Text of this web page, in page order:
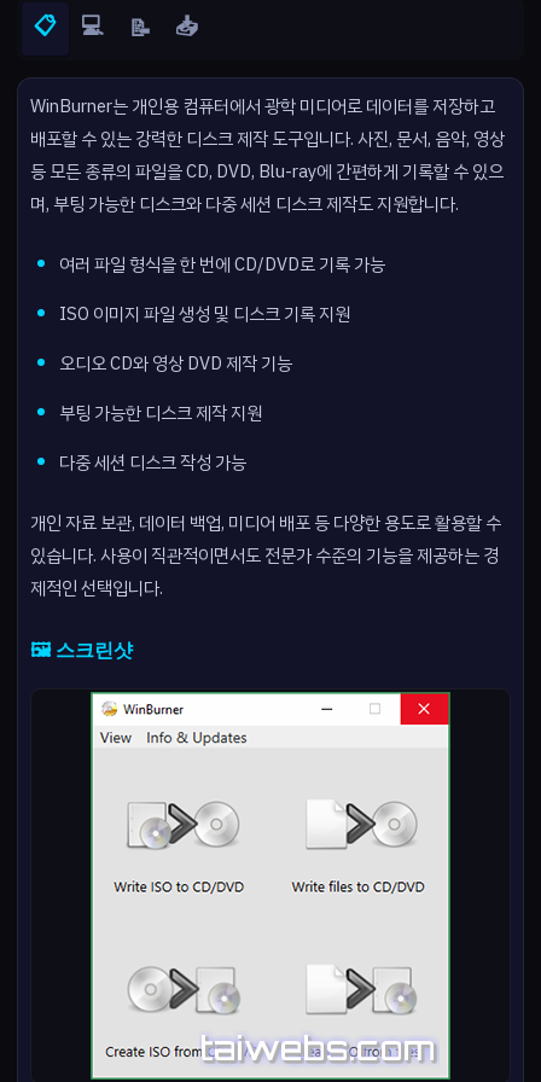
📋 💻 📝 📥
WinBurner는 개인용 컴퓨터에서 광학 미디어로 데이터를 저장하고
배포할 수 있는 강력한 디스크 제작 도구입니다. 사진, 문서, 음악, 영상
등 모든 종류의 파일을 CD, DVD, Blu-ray에 간편하게 기록할 수 있으
며, 부팅 가능한 디스크와 다중 세션 디스크 제작도 지원합니다.
여러 파일 형식을 한 번에 CD/DVD로 기록 가능
ISO 이미지 파일 생성 및 디스크 기록 지원
오디오 CD와 영상 DVD 제작 기능
부팅 가능한 디스크 제작 지원
다중 세션 디스크 작성 가능
개인 자료 보관, 데이터 백업, 미디어 배포 등 다양한 용도로 활용할 수
있습니다. 사용이 직관적이면서도 전문가 수준의 기능을 제공하는 경
제적인 선택입니다.
🖼️ 스크린샷